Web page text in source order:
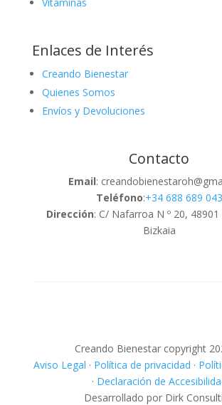
Enlaces de Interés
Creando Bienestar
Quienes Somos
Envíos y Devoluciones
Contacto
Email:
Teléfono:+34 688 689 043
Dirección: C/ Nafarroa N º 20,
Bizkaia
Creando Bienestar copyright
Aviso Legal · Política de privacidad ·
· Declaración de
Desarrollado por Dirk